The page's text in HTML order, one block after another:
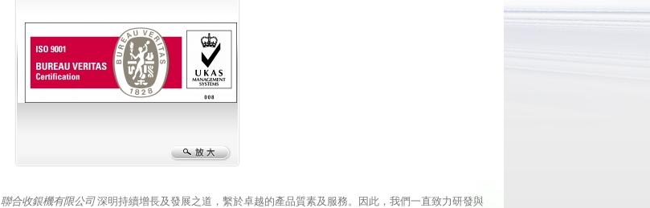
聯合收銀機有限公司深明持續增長及發展之道，繫於卓越的產品質素及服務。因此，我們一直致力研發與